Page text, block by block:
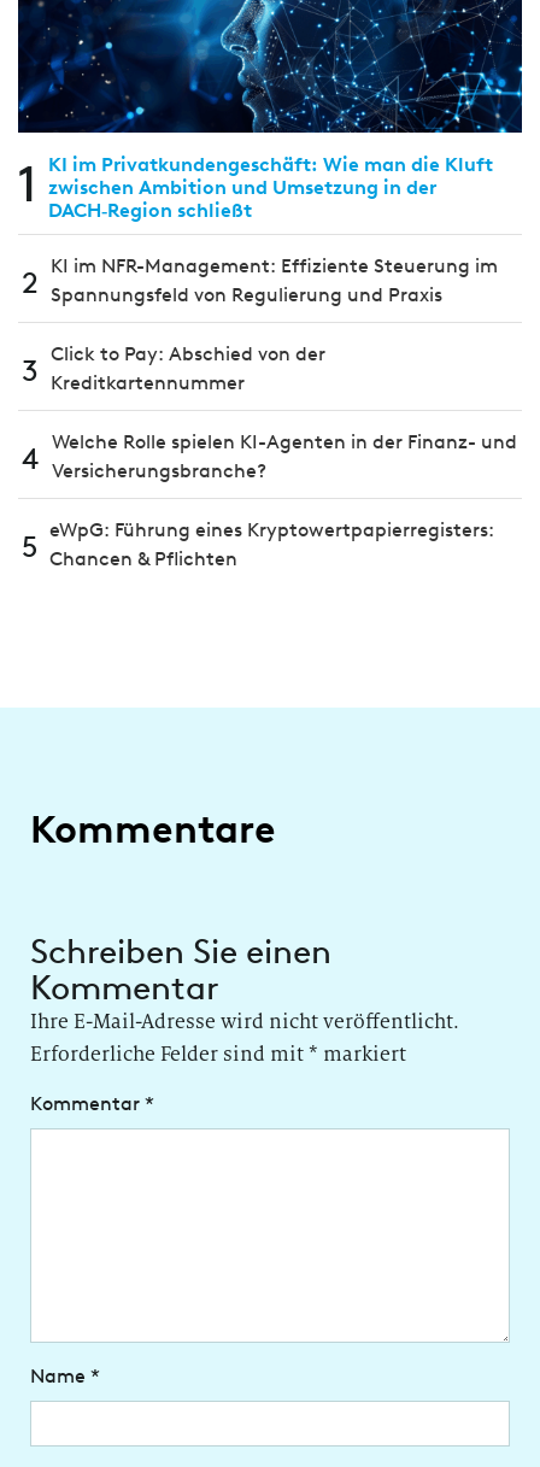
1
KI im Privatkundengeschäft: Wie man die Kluft
zwischen Ambition und Umsetzung in der
DACH‑Region schließt
2
KI im NFR-Management: Effiziente Steuerung im
Spannungsfeld von Regulierung und Praxis
3 Click to Pay: Abschied von der
Kreditkartennummer
4 Welche Rolle spielen KI-Agenten in der Finanz- und
Versicherungsbranche?
5 eWpG: Führung eines Kryptowertpapierregisters:
Chancen & Pflichten
Kommentare
Schreiben Sie einen
Kommentar
Ihre E-Mail-Adresse wird nicht veröffentlicht.
Erforderliche Felder sind mit* markiert
Kommentar *
Name *